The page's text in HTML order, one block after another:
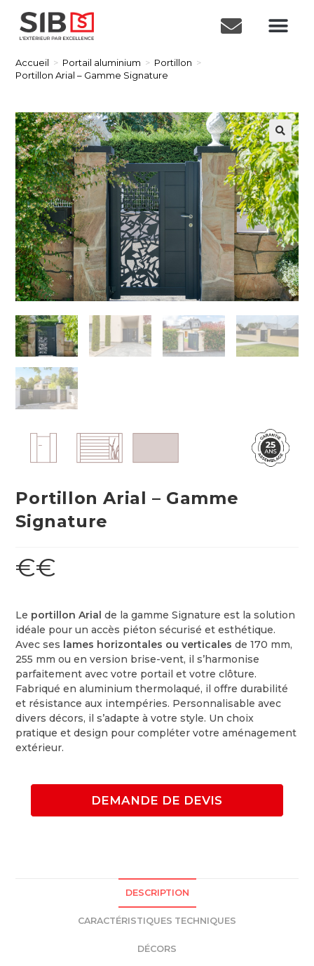
Accueil > Portail aluminium > Portillon >
Portillon Arial – Gamme Signature
🔍
Portillon Arial – Gamme
Signature
€€
Le portillon Arial de la gamme Signature est la solution
idéale pour un accès piéton sécurisé et esthétique.
Avec ses lames horizontales ou verticales de 170 mm,
255 mm ou en version brise-vent, il s’harmonise
parfaitement avec votre portail et votre clôture.
Fabriqué en aluminium thermolaqué, il offre durabilité
et résistance aux intempéries. Personnalisable avec
divers décors, il s’adapte à votre style. Un choix
pratique et design pour compléter votre aménagement
extérieur.
DEMANDE DE DEVIS
DESCRIPTION
CARACTÉRISTIQUES TECHNIQUES
DÉCORS